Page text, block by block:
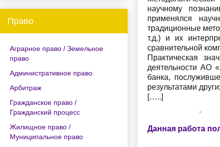
Право
Аграрное право / Земельное
право
Административное право
Арбитраж
Гражданское право /
Гражданский процесс
Жилищное право /
Муниципальное право
научному
применялся
традиционные
т.д.) и их
сравнительной
Практическая
деятельности АО
банка,
результатами
[…..]
Данная работа